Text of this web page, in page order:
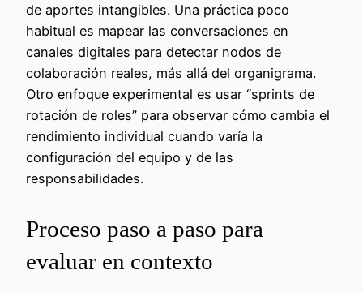
de aportes intangibles. Una práctica poco
habitual es mapear las conversaciones en
canales digitales para detectar nodos de
colaboración reales, más allá del organigrama.
Otro enfoque experimental es usar “sprints de
rotación de roles” para observar cómo cambia el
rendimiento individual cuando varía la
configuración del equipo y de las
responsabilidades.
Proceso paso a paso para
evaluar en contexto